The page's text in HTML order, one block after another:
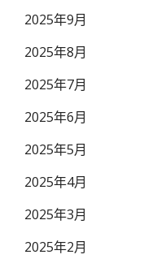
2025年9月
2025年8月
2025年7月
2025年6月
2025年5月
2025年4月
2025年3月
2025年2月